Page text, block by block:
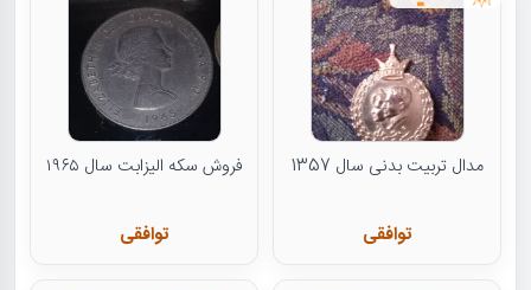
مدال تربیت بدنی سال 1357
توافقی
فروش سکه الیزابت سال ۱۹۶۵
توافقی